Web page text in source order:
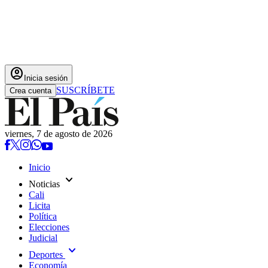
account_circle Inicia sesión
Crea cuenta SUSCRÍBETE
viernes, 7 de agosto de 2026
Inicio
Noticias expand_more
Cali
Licita
Política
Elecciones
Judicial
Deportes expand_more
Economía